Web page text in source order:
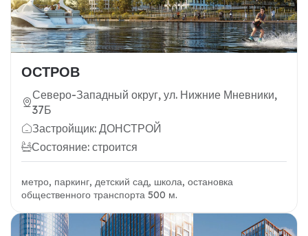
ОСТРОВ
Северо-Западный округ, ул. Нижние Мневники,
37Б
Застройщик: ДОНСТРОЙ
Состояние: строится
метро, паркинг, детский сад, школа, остановка
общественного транспорта 500 м.